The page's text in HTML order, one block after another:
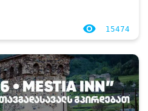
15474